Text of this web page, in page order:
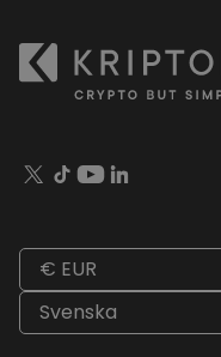
€ EUR
Svenska